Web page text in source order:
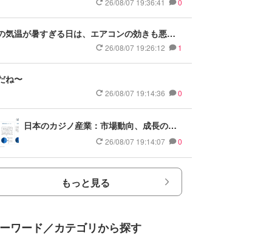
26/08/07 19:36:41 0
気温が暑すぎる日は、エアコンの効きも悪く
26/08/07 19:26:12 1
ね〜
26/08/07 19:14:36 0
日本のカジノ産業：市場動向、成長の原
動力、および2025～2037年の予測
26/08/07 19:14:07 0
もっと見る
ワード／カテゴリから探す